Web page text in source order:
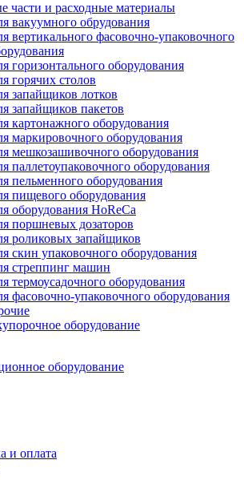
части и расходные материалы
вакуумного обрудования
вертикального фасовочно-упаковочного
горизонтального оборудования
горячих столов
запайщиков лотков
запайщиков пакетов
картонажного оборудования
маркировочного оборудования
мешкозашивочного оборудования
паллетоупаковочного оборудования
пельменного оборудования
пищевого оборудования
оборудования HoReCa
поршневых дозаторов
роликовых запайщиков
скин упаковочного оборудования
стреппинг машин
термоусадочного оборудования
фасовочно-упаковочного оборудования
оборудование
оборудование
и оплата